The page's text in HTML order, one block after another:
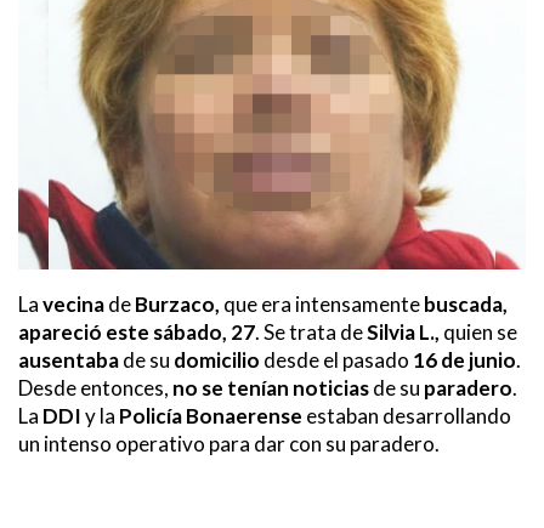
LavecinadeBurzaco, que era intensamentebuscada,
apareció este sábado, 27. Se trata deSilvia L., quien se
ausentabade su domicilio desde el pasado 16 de junio.
Desde entonces, no se tenían noticiasde su paradero.
La DDIy la Policía Bonaerense estaban desarrollando
un intenso operativo para dar con su paradero.